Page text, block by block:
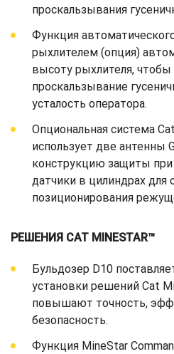
проскальзывания
Функция
рыхлителем (опция)
высоту рыхлителя, чтобы
проскальзывание
усталость оператора.
Опциональная система
использует две антенны
конструкцию защиты
датчики в цилиндрах для
позиционирования
РЕШЕНИЯ CAT MINESTAR™
Бульдозер D10
установки решений Cat
повышают точность,
безопасность.
Функция MineStar